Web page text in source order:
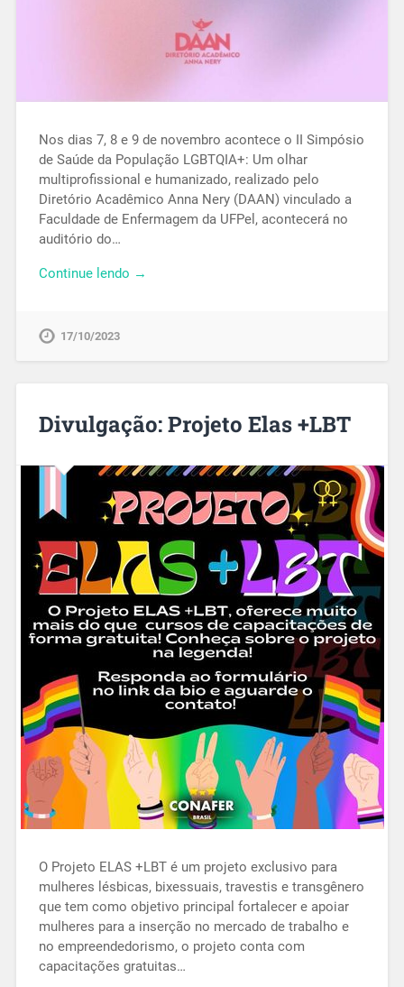
Nos dias 7, 8 e 9 de novembro acontece o II Simpósio
de Saúde da População LGBTQIA+: Um olhar
multiprofissional e humanizado, realizado pelo
Diretório Acadêmico Anna Nery (DAAN) vinculado a
Faculdade de Enfermagem da UFPel, acontecerá no
auditório do…
Continue lendo →
17/10/2023
Divulgação: Projeto Elas +LBT
O Projeto ELAS +LBT é um projeto exclusivo para
mulheres lésbicas, bixessuais, travestis e transgênero
que tem como objetivo principal fortalecer e apoiar
mulheres para a inserção no mercado de trabalho e
no empreendedorismo, o projeto conta com
capacitações gratuitas…